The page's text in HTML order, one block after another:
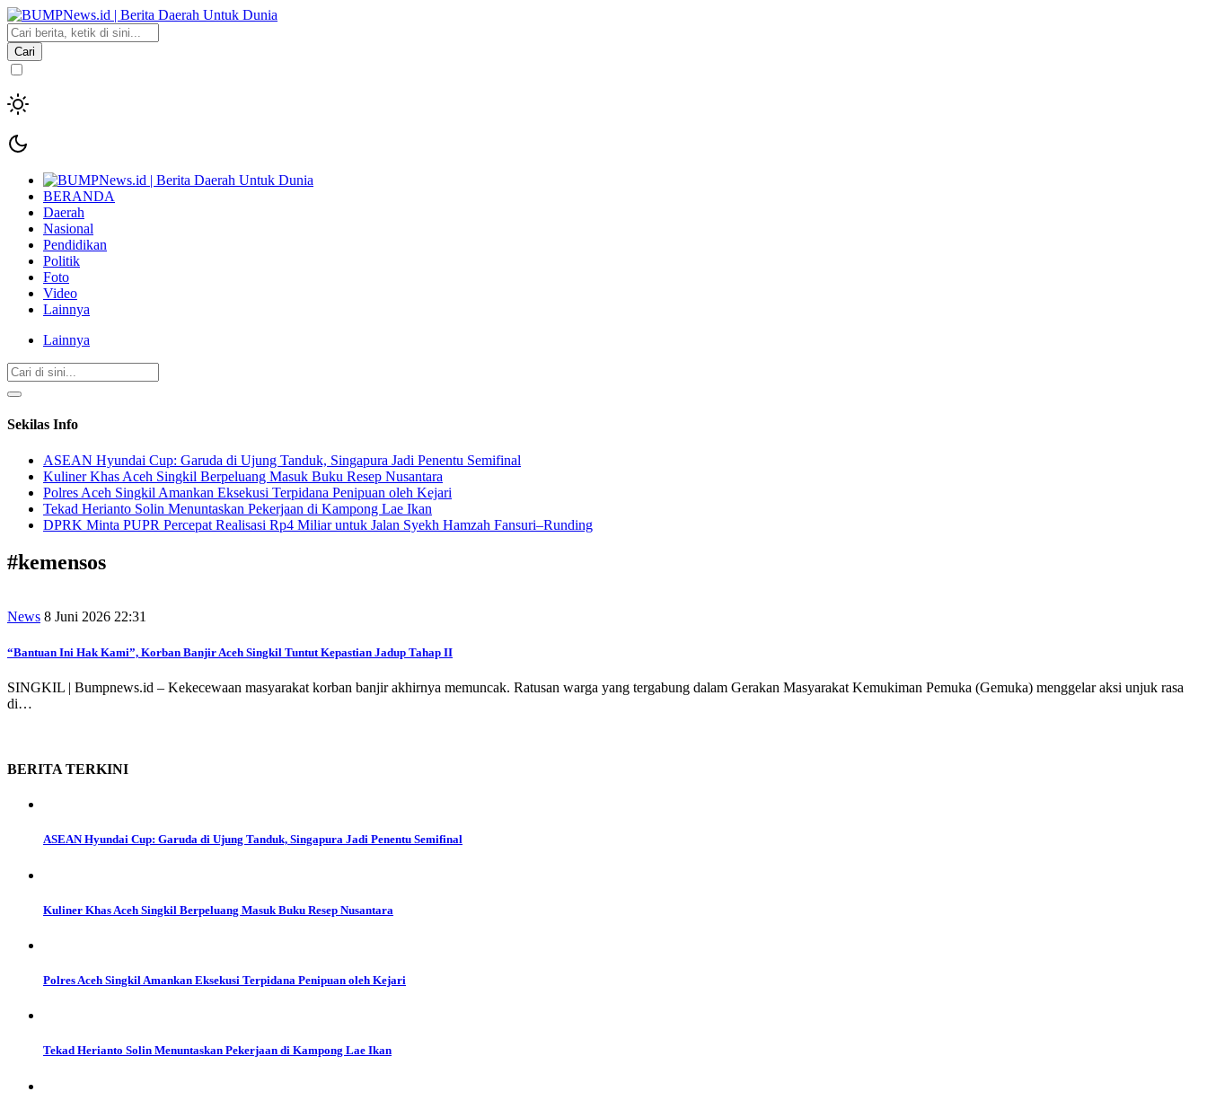
Cari
BERANDA
Daerah
Nasional
Pendidikan
Politik
Foto
Video
Lainnya
Lainnya
Sekilas Info
ASEAN Hyundai Cup: Garuda di Ujung Tanduk, Singapura Jadi Penentu Semifinal
Kuliner Khas Aceh Singkil Berpeluang Masuk Buku Resep Nusantara
Polres Aceh Singkil Amankan Eksekusi Terpidana Penipuan oleh Kejari
Tekad Herianto Solin Menuntaskan Pekerjaan di Kampong Lae Ikan
DPRK Minta PUPR Percepat Realisasi Rp4 Miliar untuk Jalan Syekh Hamzah Fansuri–Runding
#kemensos
News 8 Juni 2026 22:31
“Bantuan Ini Hak Kami”, Korban Banjir Aceh Singkil Tuntut Kepastian Jadup Tahap II
SINGKIL | Bumpnews.id – Kekecewaan masyarakat korban banjir akhirnya memuncak. Ratusan warga yang tergabung dalam Gerakan Masyarakat Kemukiman Pemuka (Gemuka) menggelar aksi unjuk rasa
di…
BERITA TERKINI
ASEAN Hyundai Cup: Garuda di Ujung Tanduk, Singapura Jadi Penentu Semifinal
Kuliner Khas Aceh Singkil Berpeluang Masuk Buku Resep Nusantara
Polres Aceh Singkil Amankan Eksekusi Terpidana Penipuan oleh Kejari
Tekad Herianto Solin Menuntaskan Pekerjaan di Kampong Lae Ikan